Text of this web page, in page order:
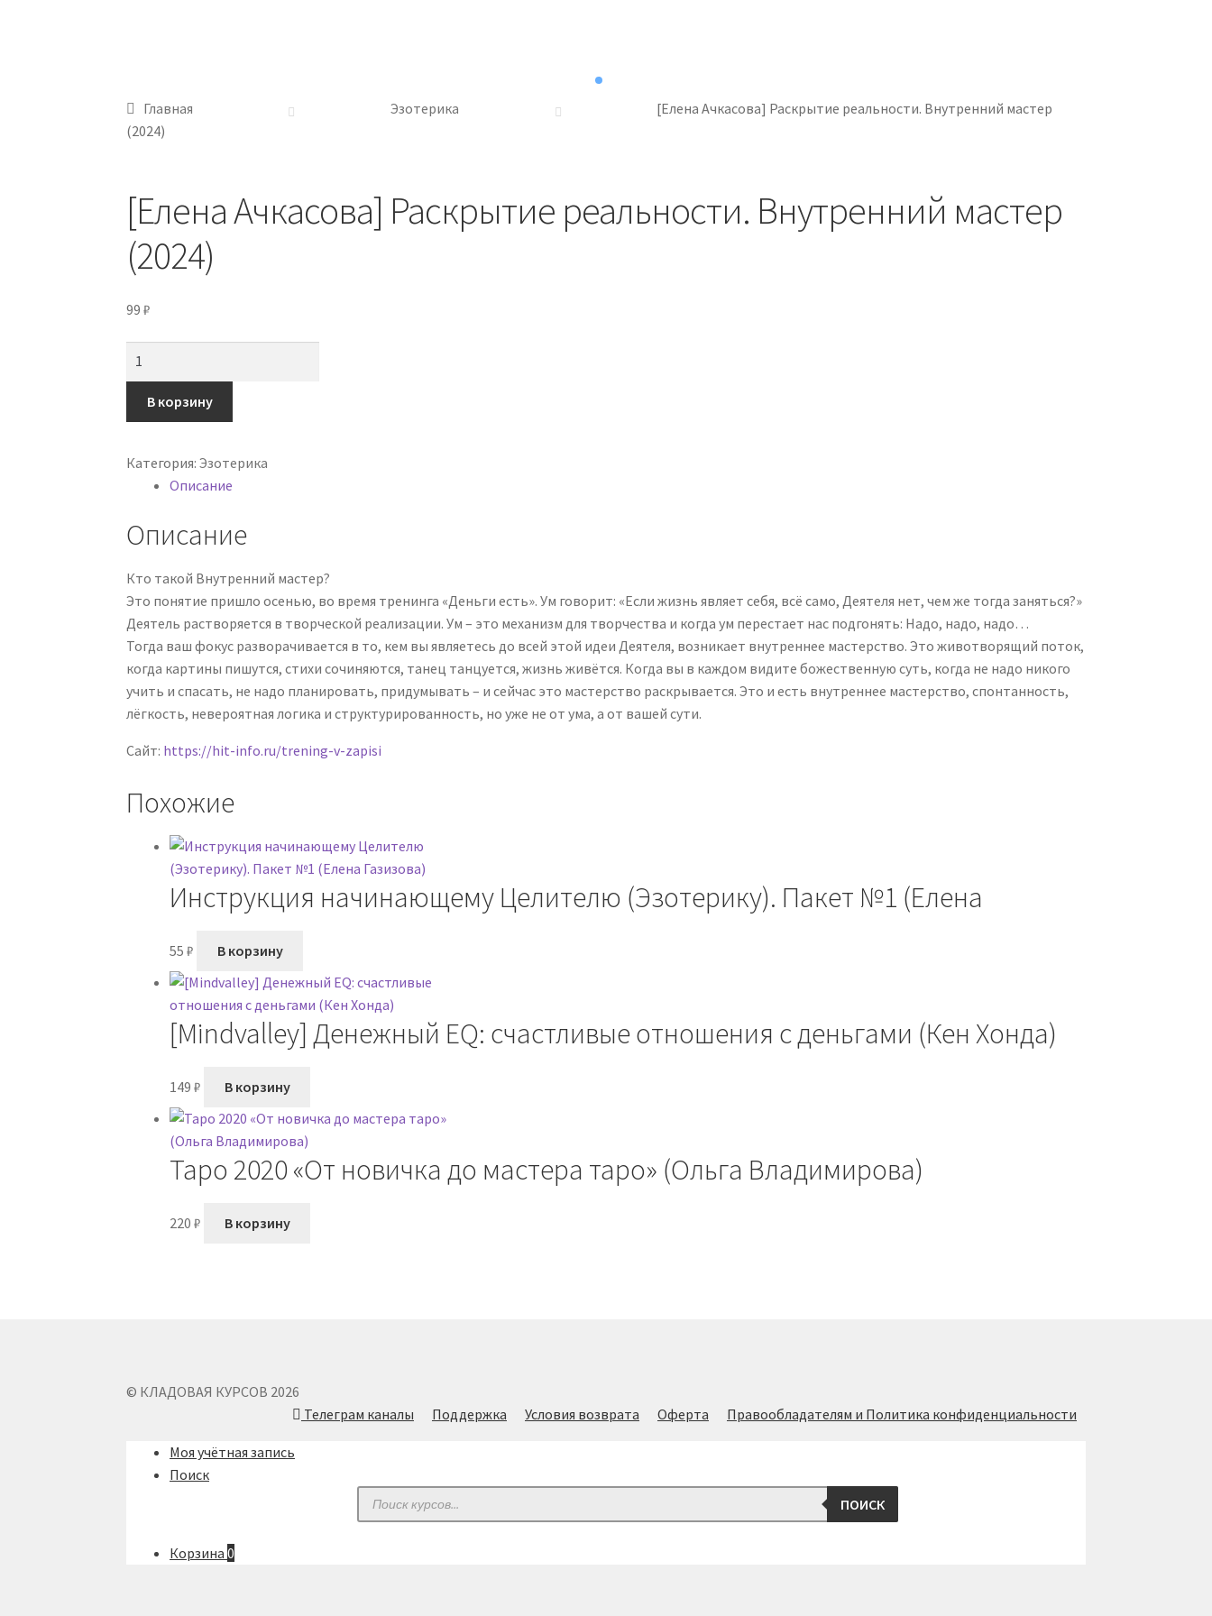
Главная Эзотерика
[Елена Ачкасова] Раскрытие реальности. Внутренний мастер
(2024)
[Елена Ачкасова] Раскрытие реальности. Внутренний мастер
(2024)
99₽
[Елена
Ачкасова]
реальности.
Внутренний
(2024)
В корзину
Категория:Эзотерика
Описание
Описание
Кто такой Внутренний мастер?
Это понятие пришло осенью, во время тренинга «Деньги есть». Ум говорит: «Если жизнь являет себя, всё само, Деятеля нет, чем же тогда заняться?»
Деятель растворяется в творческой реализации. Ум – это механизм для творчества и когда ум перестает нас подгонять: Надо, надо, надо…
Тогда ваш фокус разворачивается в то, кем вы являетесь до всей этой идеи Деятеля, возникает внутреннее мастерство. Это животворящий поток,
когда картины пишутся, стихи сочиняются, танец танцуется, жизнь живётся. Когда вы в каждом видите божественную суть, когда не надо никого
учить и спасать, не надо планировать, придумывать – и сейчас это мастерство раскрывается. Это и есть внутреннее мастерство, спонтанность,
лёгкость, невероятная логика и структурированность, но уже не от ума, а от вашей сути.
Сайт: https://hit-info.ru/trening-v-zapisi
Похожие
Инструкция начинающему Целителю (Эзотерику). Пакет №1 (Елена
55₽ В корзину
[Mindvalley] Денежный EQ: счастливые отношения с деньгами (Кен Хонда)
149₽ В корзину
Таро 2020 «От новичка до мастера таро» (Ольга Владимирова)
220₽ В корзину
© КЛАДОВАЯ КУРСОВ 2026
Телеграм каналы
Поддержка Условия возврата Оферта Правообладателям и Политика конфиденциальности
Моя учётная запись
Поиск
Поиск
товаров
ПОИСК
Корзина0